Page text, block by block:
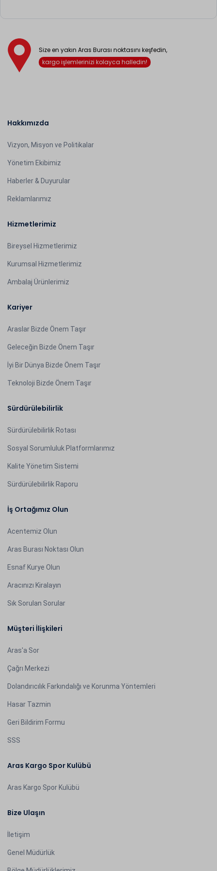
Size en yakın Aras Burası noktasını keşfedin,
kargo işlemlerinizi kolayca halledin!
Hakkımızda
Vizyon, Misyon ve Politikalar
Yönetim Ekibimiz
Haberler & Duyurular
Reklamlarımız
Hizmetlerimiz
Bireysel Hizmetlerimiz
Kurumsal Hizmetlerimiz
Ambalaj Ürünlerimiz
Kariyer
Araslar Bizde Önem Taşır
Geleceğin Bizde Önem Taşır
İyi Bir Dünya Bizde Önem Taşır
Teknoloji Bizde Önem Taşır
Sürdürülebilirlik
Sürdürülebilirlik Rotası
Sosyal Sorumluluk Platformlarımız
Kalite Yönetim Sistemi
Sürdürülebilirlik Raporu
İş Ortağımız Olun
Acentemiz Olun
Aras Burası Noktası Olun
Esnaf Kurye Olun
Aracınızı Kiralayın
Sık Sorulan Sorular
Müşteri İlişkileri
Aras'a Sor
Çağrı Merkezi
Dolandırıcılık Farkındalığı ve Korunma Yöntemleri
Hasar Tazmin
Geri Bildirim Formu
SSS
Aras Kargo Spor Kulübü
Aras Kargo Spor Kulübü
Bize Ulaşın
İletişim
Genel Müdürlük